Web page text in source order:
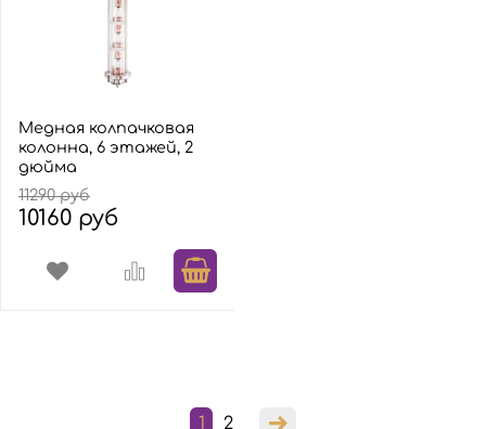
Медная колпачковая
колонна, 6 этажей, 2
дюйма
11290 руб
10160 руб
1 2